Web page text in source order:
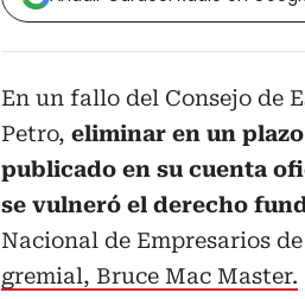
En un fallo del Consejo de
Petro, eliminar en un
publicado en su cuenta
se vulneró el derecho
Nacional de Empresarios
gremial, Bruce Mac Master.